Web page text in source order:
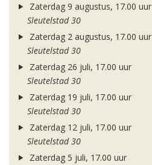
Zaterdag 9 augustus, 17.00 uur
Sleutelstad 30
Zaterdag 2 augustus, 17.00 uur
Sleutelstad 30
Zaterdag 26 juli, 17.00 uur
Sleutelstad 30
Zaterdag 19 juli, 17.00 uur
Sleutelstad 30
Zaterdag 12 juli, 17.00 uur
Sleutelstad 30
Zaterdag 5 juli, 17.00 uur